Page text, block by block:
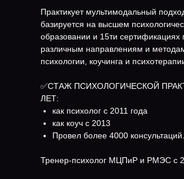
Практикует мультимодальный
базируется на высшем
образовании и 15ти сертификациях
различным направлениям и
психологии, коучинга и
✅СТАЖ ПСИХОЛОГИЧЕСКОЙ
ЛЕТ:
как психолог с 2011 года
как коуч с 2013
Провел более 4000 консультаций.
Тренер-психолог МЦПиР и РМЭС с